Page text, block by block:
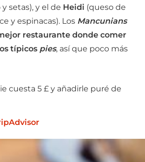
setas), y el de Heidi (queso de
y espinacas). Los Mancunians
restaurante donde comer
típicos pies, así que poco más
cuesta 5 £ y añadirle puré de